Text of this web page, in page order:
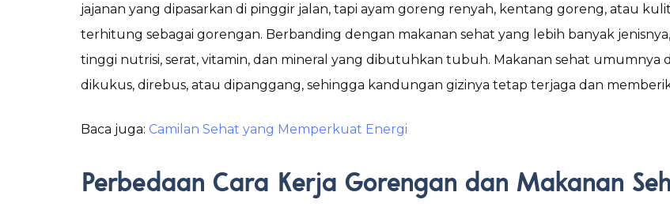
jajanan yang dipasarkan di pinggir jalan, tapi ayam goreng renyah, kentang goreng, atau
terhitung sebagai gorengan. Berbanding dengan makanan sehat yang lebih banyak
tinggi nutrisi, serat, vitamin, dan mineral yang dibutuhkan tubuh. Makanan sehat umumnya
dikukus, direbus, atau dipanggang, sehingga kandungan gizinya tetap terjaga dan
Baca juga: Camilan Sehat yang Memperkuat Energi
Perbedaan Cara Kerja Gorengan dan Makanan